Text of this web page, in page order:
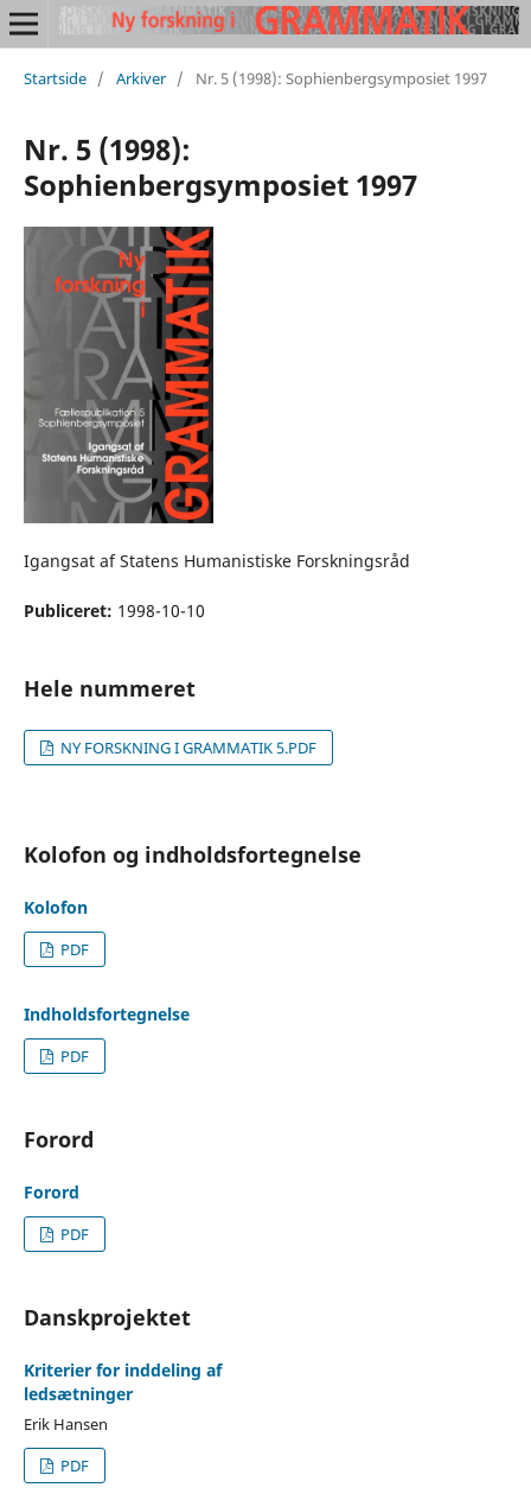
Startside / Arkiver / Nr. 5 (1998): Sophienbergsymposiet 1997
Nr. 5 (1998):
Sophienbergsymposiet 1997
Igangsat af Statens Humanistiske Forskningsråd
Publiceret: 1998-10-10
Hele nummeret
NY FORSKNING I GRAMMATIK 5.PDF
Kolofon og indholdsfortegnelse
Kolofon
PDF
Indholdsfortegnelse
PDF
Forord
Forord
PDF
Danskprojektet
Kriterier for inddeling af
ledsætninger
Erik Hansen
PDF